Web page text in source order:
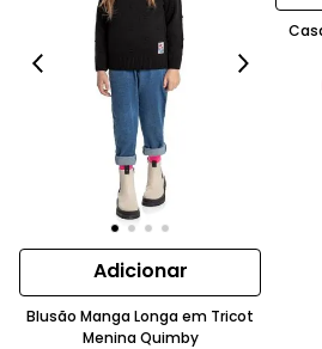
Adicionar
Blusão Manga Longa em Tricot
Menina Quimby